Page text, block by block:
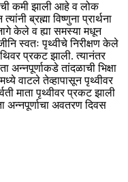
कमी झाली आहे व लोक
ब्रह्मा विष्णुना प्रार्थना
केले व ह्या समस्या मधून
स्वतः पृथ्वीचे निरीक्षण केले
प्रकट झाली. त्यानंतर
तांदळाची भिक्षा
वाटले तेव्हापासून पृथ्वीवर
माता पृथ्वीवर प्रकट झाली
अन्नपूर्णाचा अवतरण दिवस